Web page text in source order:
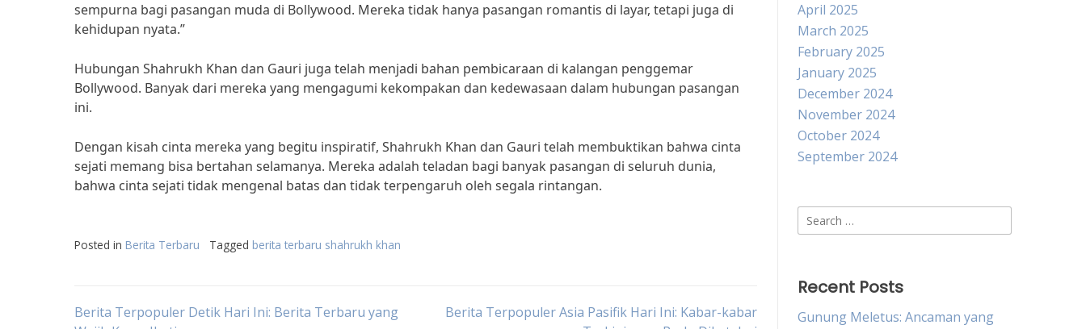
sempurna bagi pasangan muda di Bollywood. Mereka tidak hanya pasangan romantis di layar, tetapi juga di
kehidupan nyata.”
Hubungan Shahrukh Khan dan Gauri juga telah menjadi bahan pembicaraan di kalangan penggemar
Bollywood. Banyak dari mereka yang mengagumi kekompakan dan kedewasaan dalam hubungan pasangan
ini.
Dengan kisah cinta mereka yang begitu inspiratif, Shahrukh Khan dan Gauri telah membuktikan bahwa cinta
sejati memang bisa bertahan selamanya. Mereka adalah teladan bagi banyak pasangan di seluruh dunia,
bahwa cinta sejati tidak mengenal batas dan tidak terpengaruh oleh segala rintangan.
Posted in Berita Terbaru Tagged berita terbaru shahrukh khan
Post
Berita Terpopuler Detik Hari Ini: Berita Terbaru yang
Berita Terpopuler Asia Pasifik Hari Ini: Kabar-kabar
April 2025
March 2025
February 2025
January 2025
December 2024
November 2024
October 2024
September 2024
Search
for:
Recent Posts
Gunung Meletus: Ancaman yang